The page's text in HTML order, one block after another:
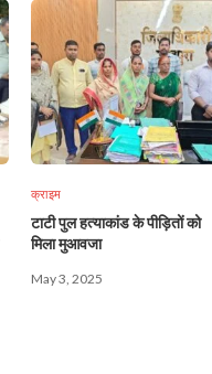
क्राइम
टाटी पुल हत्याकांड के पीड़ितों को
मिला मुआवजा
May 3, 2025